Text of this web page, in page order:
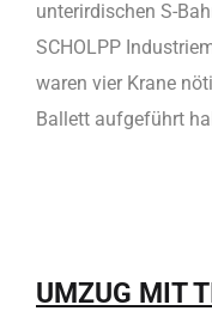
unterirdischen S-
SCHOLPP
waren vier Krane
Ballett aufgeführt
UMZUG MIT